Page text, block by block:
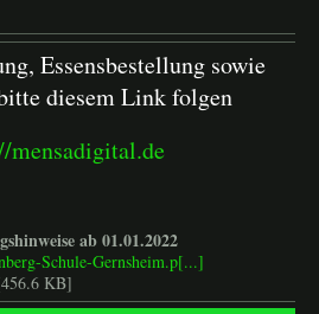
Essensbestellung sowie
diesem Link folgen
mensadigital.de
ab 01.01.2022
Schule-Gernsheim.p[...]
KB]